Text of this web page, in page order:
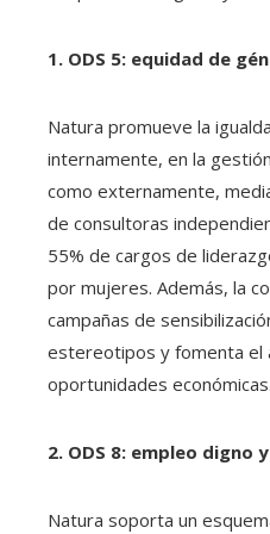
1. ODS 5: equidad de
Natura promueve la
internamente, en la
como externamente,
de consultoras
55% de cargos de
por mujeres. Además, la
campañas de
estereotipos y fomenta el
oportunidades económicas.
2. ODS 8: empleo digno
Natura soporta un